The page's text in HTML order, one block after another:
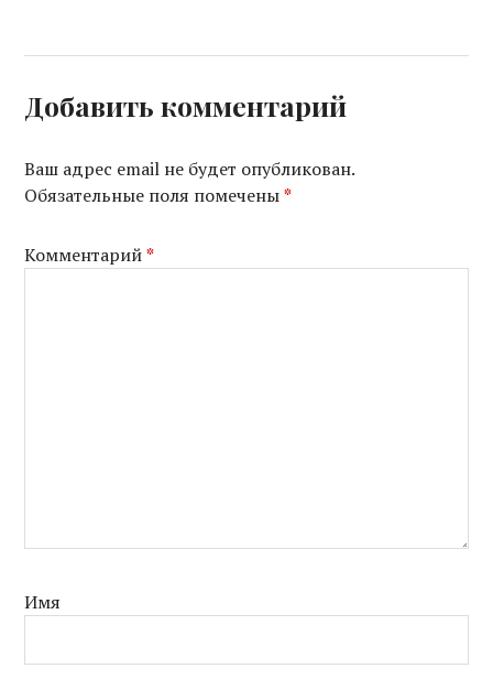
Добавить комментарий
Ваш адрес email не будет опубликован.
Обязательные поля помечены*
Комментарий*
Имя